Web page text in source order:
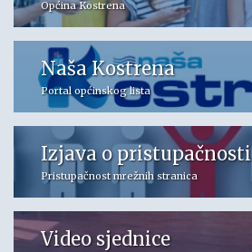
Općina Kostrena
Naša Kostrena
Portal općinskog lista
Izjava o pristupačnosti
Pristupačnost mrežnih stranica
Video sjednice